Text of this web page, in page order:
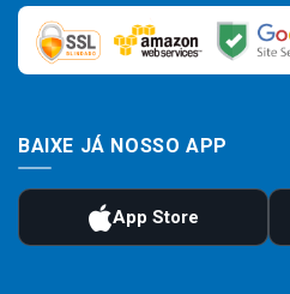
BAIXE JÁ NOSSO APP